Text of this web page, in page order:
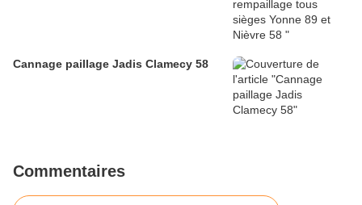
Cannage paillage Jadis Clamecy 58
Commentaires